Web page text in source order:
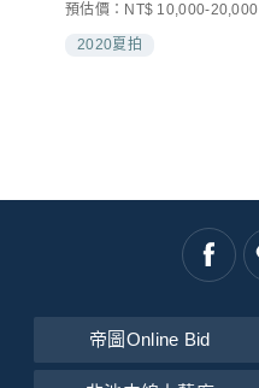
預估價：NT$ 10,000-20,000
2020夏拍
帝圖Online Bid